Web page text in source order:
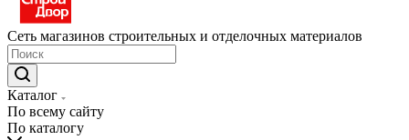
Сеть магазинов строительных и отделочных материалов
Каталог
По всему сайту
По каталогу